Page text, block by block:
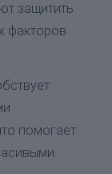
защитить
факторов
помогает